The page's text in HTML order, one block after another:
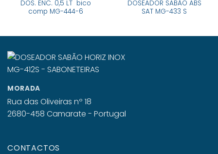
DOS. ENC. 0,5 LT bico
comp MG-444-6
DOSEADOR SABÃO ABS
SAT MG-433 S
MORADA
Rua das Oliveiras nº 18
2680-458 Camarate - Portugal
CONTACTOS